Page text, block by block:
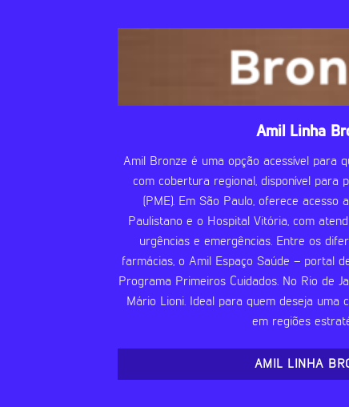
Amil Linha
Amil Bronze é uma opção acessível para
com cobertura regional, disponível para
(PME). Em São Paulo, oferece acesso
Paulistano e o Hospital Vitória, com
urgências e emergências. Entre os
farmácias, o Amil Espaço Saúde – portal
Programa Primeiros Cuidados. No Rio de
Mário Lioni. Ideal para quem deseja uma
em regiões
AMIL LINHA